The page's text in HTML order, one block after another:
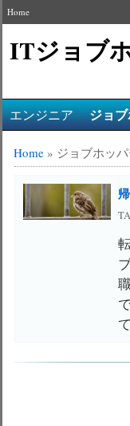
Home
ITジョブ
エンジニア ジョ
Home » ジョブホッ